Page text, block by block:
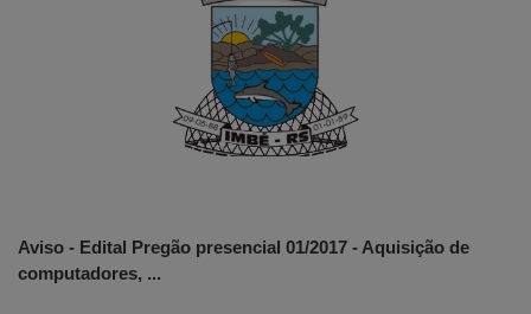
Aviso - Edital Pregão presencial 01/2017 - Aquisição de
computadores, ...